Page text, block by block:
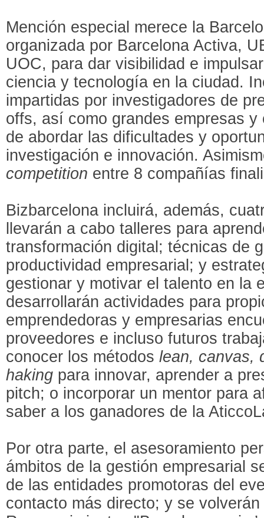
Mención especial merece la
organizada por Barcelona Activa,
UOC, para dar visibilidad e
ciencia y tecnología en la ciudad.
impartidas por investigadores de
offs, así como grandes empresas
de abordar las dificultades y
investigación e innovación.
competition entre 8 compañías
Bizbarcelona incluirá, además,
llevarán a cabo talleres para
transformación digital; técnicas de
productividad empresarial; y
gestionar y motivar el talento en la
desarrollarán actividades para
emprendedoras y empresarias
proveedores e incluso futuros
conocer los métodoslean, canvas,
haking para innovar, aprender a
pitch; o incorporar un mentor para
saber a los ganadores de la
Por otra parte, el asesoramiento
ámbitos de la gestión empresarial
de las entidades promotoras del
contacto más directo; y se